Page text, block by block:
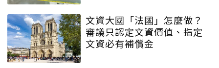
文資大國「法國」怎麼做？
審議只認定文資價值、指定
文資必有補償金